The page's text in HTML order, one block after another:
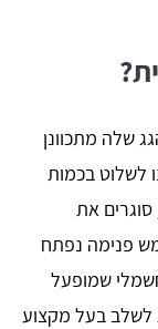
שלה מתכוונן
לשלוט בכמות
סוגרים את
פנימה נפתח
שמופעל
לשלב בעל מקצוע